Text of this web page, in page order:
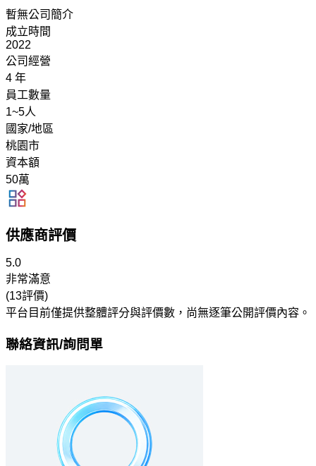
暫無公司簡介
成立時間
2022
公司經營
4 年
員工數量
1~5人
國家/地區
桃園市
資本額
50萬
供應商評價
5.0
非常滿意
(13評價)
平台目前僅提供整體評分與評價數，尚無逐筆公開評價內容。
聯絡資訊/詢問單